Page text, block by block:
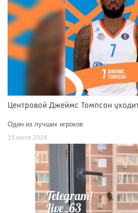
Центровой Джеймс Томпсон
Один из лучших игроков
15 июля 2024